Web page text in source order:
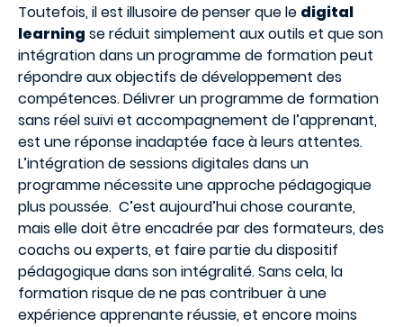
Toutefois, il est illusoire de penser que le digital
learning se réduit simplement aux outils et que son
intégration dans un programme de formation peut
répondre aux objectifs de développement des
compétences. Délivrer un programme de formation
sans réel suivi et accompagnement de l’apprenant,
est une réponse inadaptée face à leurs attentes.
L’intégration de sessions digitales dans un
programme nécessite une approche pédagogique
plus poussée. C’est aujourd’hui chose courante,
mais elle doit être encadrée par des formateurs, des
coachs ou experts, et faire partie du dispositif
pédagogique dans son intégralité. Sans cela, la
formation risque de ne pas contribuer à une
expérience apprenante réussie, et encore moins